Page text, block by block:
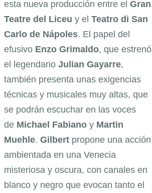
esta nueva producción entre el Gran
Teatre del Liceu y el Teatro di San
Carlo de Nápoles. El papel del
efusivo Enzo Grimaldo, que estrenó
el legendario Julian Gayarre,
también presenta unas exigencias
técnicas y musicales muy altas, que
se podrán escuchar en las voces
de Michael Fabiano y Martin
Muehle. Gilbert propone una acción
ambientada en una Venecia
misteriosa y oscura, con canales en
blanco y negro que evocan tanto el